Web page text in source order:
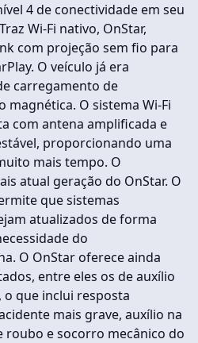
4 de conectividade em seu
Wi-Fi nativo, OnStar,
com projeção sem fio para
O veículo já era
carregamento de
O sistema Wi-Fi
com antena amplificada e
proporcionando uma
mais tempo. O
atual geração do OnStar. O
que sistemas
atualizados de forma
do
O OnStar oferece ainda
entre eles os de auxílio
o que inclui resposta
mais grave, auxílio na
roubo e socorro mecânico do